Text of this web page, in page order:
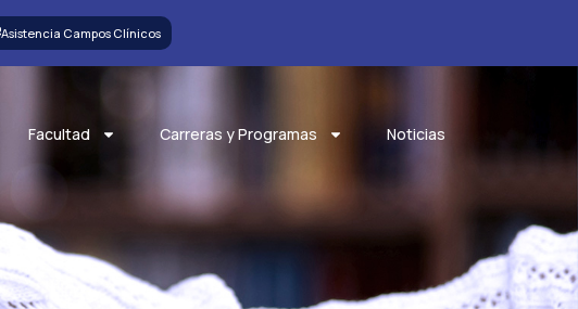
Asistencia Campos Clínicos
Facultad Carreras y Programas Noticias